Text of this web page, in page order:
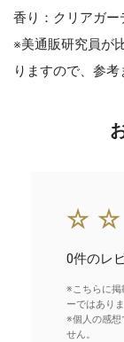
香り：クリアガー
※美通販研究員が
りますので、参考
0件のレ
※こちらに掲
ーではありま
※個人の感想
せん。